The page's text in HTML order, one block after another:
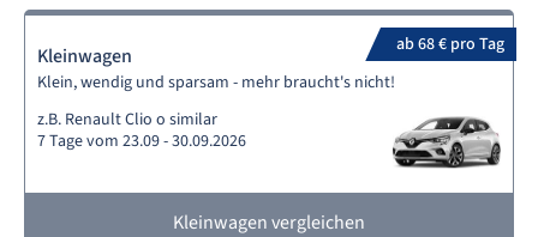
ab 68 € pro Tag
Kleinwagen
Klein, wendig und sparsam - mehr braucht's nicht!
z.B. Renault Clio o similar
7 Tage vom 23.09 - 30.09.2026
Kleinwagen vergleichen